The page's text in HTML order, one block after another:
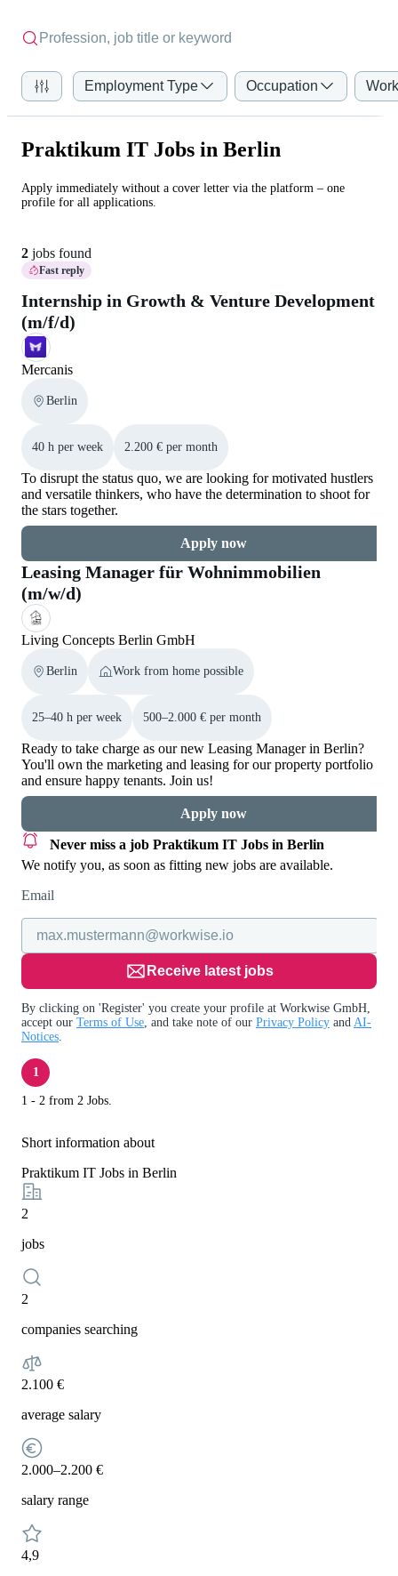
Employment Type Occupation
Praktikum IT Jobs in Berlin
Apply immediately without a cover letter via the platform – one
profile for all applications.
2 jobs found
Fast reply
Internship in Growth & Venture Development
(m/f/d)
Mercanis
Berlin
40 h per week 2.200 € per month
To disrupt the status quo, we are looking for motivated hustlers
and versatile thinkers, who have the determination to shoot for
the stars together.
Apply now
Leasing Manager für Wohnimmobilien
(m/w/d)
Living Concepts Berlin GmbH
Berlin Work from home possible
25–40 h per week 500–2.000 € per month
Ready to take charge as our new Leasing Manager in Berlin?
You'll own the marketing and leasing for our property portfolio
and ensure happy tenants. Join us!
Apply now
Never miss a job Praktikum IT Jobs in Berlin
We notify you, as soon as fitting new jobs are available.
Email
Receive latest jobs
By clicking on 'Register' you create your profile at Workwise GmbH,
accept our Terms of Use, and take note of our Privacy Policy and AI-
Notices.
1
1 - 2 from 2 Jobs.
Short information about
Praktikum IT Jobs in Berlin
2
jobs
2
companies searching
2.100 €
average salary
2.000–2.200 €
salary range
4,9